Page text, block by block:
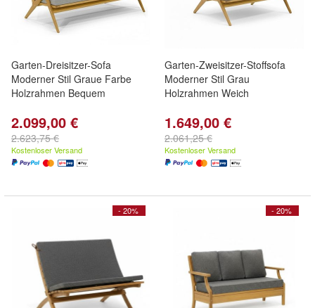
Garten-Dreisitzer-Sofa
Moderner Stil Graue Farbe
Holzrahmen Bequem
2.099,00 €
2.623,75 €
Kostenloser Versand
Garten-Zweisitzer-Stoffsofa
Moderner Stil Grau
Holzrahmen Weich
1.649,00 €
2.061,25 €
Kostenloser Versand
- 20% - 20%